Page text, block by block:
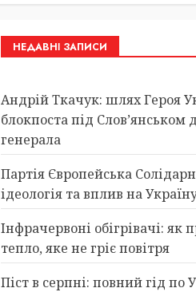
НЕДАВНІ ЗАПИСИ
Андрій Ткачук: шлях Героя
блокпоста під Слов’янськом
генерала
Партія Європейська
ідеологія та вплив на
Інфрачервоні обігрівачі: як
тепло, яке не гріє повітря
Піст в серпні: повний гід по